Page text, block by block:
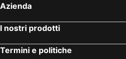
Azienda
I nostri prodotti
Termini e politiche